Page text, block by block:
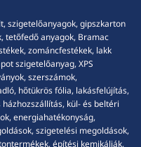
szigetelőanyagok, gipszkarton
tetőfedő anyagok, Bramac
zománcfestékek, lakk
szigetelőanyag, XPS
szerszámok,
hőtükrös fólia, lakásfelújítás,
kül- és beltéri
energiahatékonyság,
szigetelési megoldások,
építési kemikáliák,